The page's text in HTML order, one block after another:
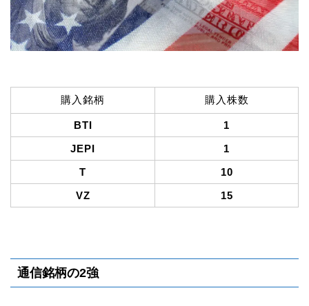
購入銘柄 購入株数
BTI
1
JEPI
1
T
10
VZ
15
通信銘柄の2強